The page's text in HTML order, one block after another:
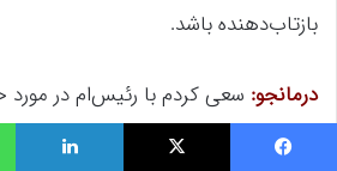
بازتاب‌دهنده باشد.
درمانجو: سعی کردم با رئیس‌ام در مورد
به من محول کرده صحبت کنم، اما